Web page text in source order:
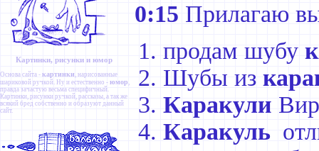
Картинки, рисунки и юмор
Основа сайта - картинки , нарисованные
шариковой ручкой. Ну и естественно - юмор ,
правда зачастую весьма специфичный.
Картинки, рисунки ручкой, рассказы, а так же
всякий бред собственно и образуют данный
сайт.
0:15 Прилагаю
продам шубу
Шубы из
Каракули
Каракуль